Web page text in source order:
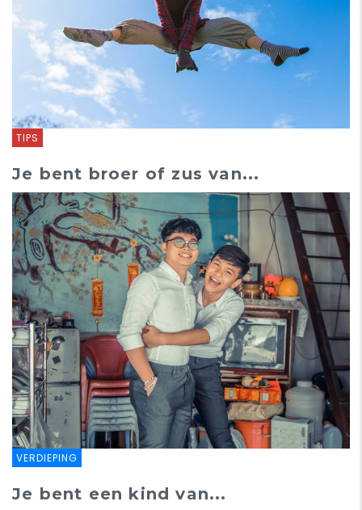
TIPS
VERDIEPING
Je bent broer of zus van...
Je bent een kind van...